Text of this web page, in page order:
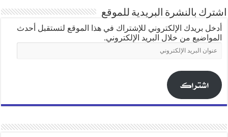
اشترك بالنشرة البريدية للموقع
أدخل بريدك الإلكتروني للإشتراك في هذا الموقع لتستقبل أحدث
المواضيع من خلال البريد الإلكتروني.
عنوان
البريد
اشتراك